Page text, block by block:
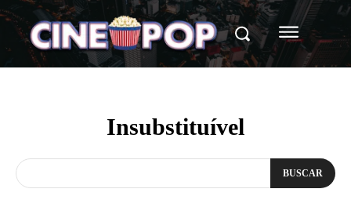
Insubstituível
BUSCAR